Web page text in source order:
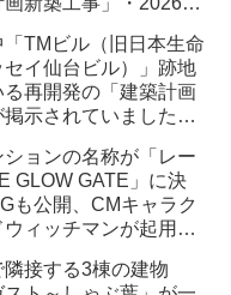
TMビル（旧日本生命
イ仙台ビル）」跡地
再開発の「建築計画
示されていました・
ョンの名称が「レー
GLOW GATE」に決
も公開、CMキャラク
ィッチマンが起用さ
接する3棟の建物